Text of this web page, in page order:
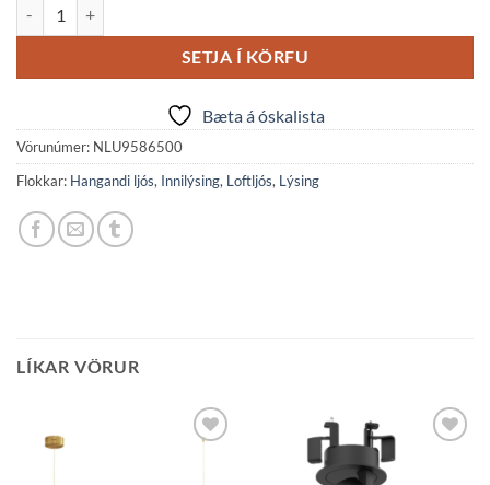
SETJA Í KÖRFU
Bæta á óskalista
Vörunúmer: NLU9586500
Flokkar: Hangandi ljós, Innilýsing, Loftljós, Lýsing
LÍKAR VÖRUR